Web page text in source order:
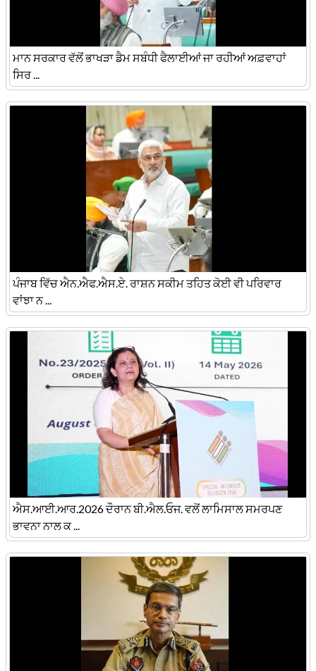
ਮਾਨ ਸਰਕਾਰ ਵੱਲੋਂ ਭਾਖੜਾ ਡੈਮ ਸਬੰਧੀ ਫੈਲਾਈਆਂ ਜਾ ਰਹੀਆਂ ਅਫ਼ਵਾਹਾਂ
ਸਿਰ ...
ਪੰਜਾਬ ਵਿੱਚ ਐਨ.ਐਫ.ਐਸ.ਏ. ਰਾਸ਼ਨ ਸਕੀਮ ਤਹਿਤ ਕੋਈ ਵੀ ਪਰਿਵਾਰ
ਵਾਂਝਾ ਨ ...
ਐਸ.ਆਈ.ਆਰ.2026 ਦੌਰਾਨ ਬੀ.ਐਲ.ਓਜ. ਵਲੋਂ ਲਾਮਿਸਾਲ ਸਮਰਪਣ
ਭਾਵਨਾ ਨਾਲ ਕ ...